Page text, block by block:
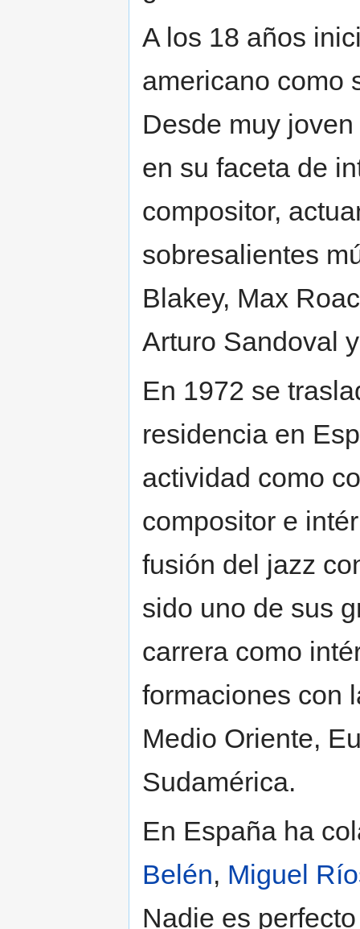
A los 18 años
americano como
Desde muy
en su faceta de
compositor,
sobresalientes
Blakey, Max
Arturo Sandoval
En 1972 se
residencia en
actividad como
compositor e
fusión del jazz
sido uno de sus
carrera como
formaciones con
Medio Oriente,
Sudamérica.
En España ha
Belén, Miguel
Nadie es